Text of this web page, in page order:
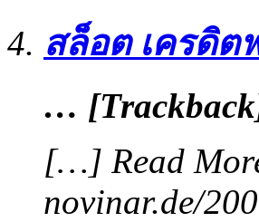
สล็อต เครดิต
…
[…] Read
novinar.de/